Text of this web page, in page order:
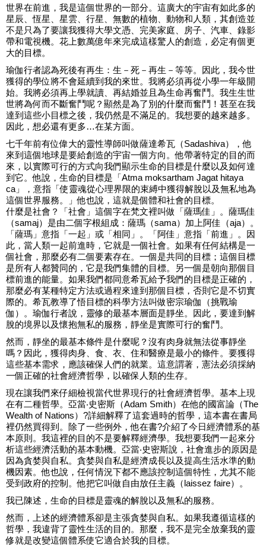
世界在前進，我是這個世界的一部分。這廣大的宇宙有如此多的
星辰、恆星、星雲、行星、無數的植物、動物和人類，其創造並
不是只為了要讓我獲得大學文憑、完美家庭、房子、汽車、錄影
帶和電視機。花上數萬億年來完成這樣驚人的創造，必定有個更
大的目標。
瑜伽行者認為死後有再生：生－死－再生－等等。因此，我今世
獲得的學位將不會延續到我的來世。我將必須再從小學一年級開
始。我將必須再上學就讀、再結婚並且為生命再奮鬥。我生生世
世將為何而不斷奮鬥呢？顯然是為了別的什麼而奮鬥！甚至在我
達到這些小目標之後，我仍然是不滿足的。我想要的越來越多。
因此，想必還有更多…在某方面。
七千年前有位偉大的靈性導師叫做薩達希瓦（Sadashiva），他
來到這個地球是要給創造的宇宙一個方向。他帶著特定的目的而
來，以實際可行的方式向我們顯示生命的目標是什麼以及如何達
到它。他說，生命的目標是「Atma moksartham Jagat hitaya
ca」，意指「使靈魂從心理界限的束縛中獲得解脫以及無私地為
這個世界服務。」他也說，這就是個體和社會的目標。
什麼是社會？「社會」這個字在梵文裡叫做「薩瑪佳」。薩瑪佳
（samaj）是由二個字根組成：薩瑪（sama）加上阿佳（aja）。
「薩瑪」意指「一起」或「相同」。「阿佳」意指「前進」。因
此，當人類一起前進時，它就是一個社會。如果有任何結構是一
個社會，那麼必有二個要素存在。一個是共同的目標；這個目標
是所有人都贊同的，它是我們集體的目標。另一個是朝向那個目
標前進的能量。如果我們都同意希瓦給予我們的目標是正確的，
那麼必有某種特定方法或過程來達到那個目標，否則它是不切實
際的。希瓦教導了悟目標的科學方法叫做密宗瑜伽（挑戰瑜
伽）。瑜伽行者說，靈修的最基本層面是靜坐。因此，要達到解
脫的境界以及懷抱無私的服務，靜坐是實際可行的奮鬥。
然而，靜坐的最基本條件是什麼呢？沒有肉身就無法從事靜坐
嗎？因此，獲得肉身、食、衣、住和醫療是最小的條件。要獲得
這些基本需求，應該確保人們的就業。這意謂著，憲法必須採納
一個正確的社會經濟哲學，以確保人類的生存。
現在讓我們來仔細檢視當代世界現行的社會經濟哲學。基本上現
在有二種哲學。亞當‧史密斯（Adam Smith）在他的國富論（The
Wealth of Nations）?詳細解釋了這套過時的哲學，這本書在書局
裡仍然買得到。除了一些例外，他在書?介紹了今日經濟體系的基
本原則。我這裡的目的不是要解釋經濟學。我想要我們一起來分
析這些經濟活動的基本動機。亞當‧史密斯說，社會進步的原因是
因為貪婪與自私。貪婪與自私是經濟成長以及提高生活水準的動
機因素。他也說，任何情況下都不應該控制這個特性，尤其不能
受到政府的控制。他把它叫做自由放任主義（laissez faire）。
我已陳述，生命的目標是靈魂的解脫以及無私的服務。
然而，上述的經濟體系卻是主張貪婪與自私。如果我遵循這樣的
哲學，我違背了靈性生活的目的。那麼，我不是完全放棄我的靈
修就是改變這個體系使它適合於我的目標。